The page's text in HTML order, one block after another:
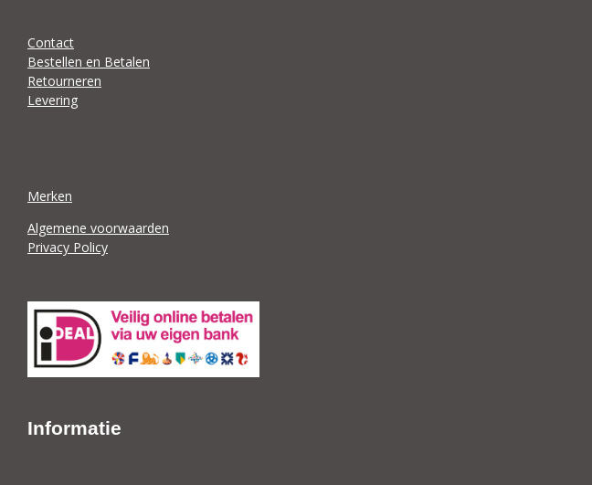
Contact
Bestellen en Betalen
Retourneren
Levering
Merken
Algemene voorwaarden
Privacy Policy
Informatie